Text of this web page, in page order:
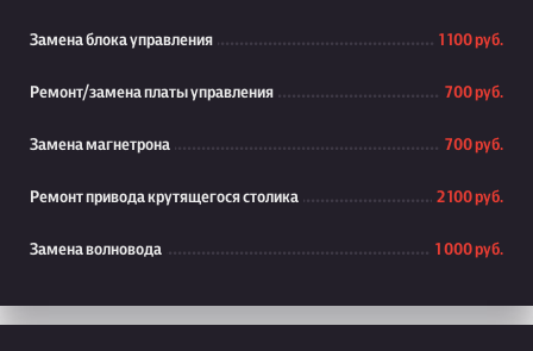
Замена блока управления 1 100 руб.
Ремонт/замена платы управления 700 руб.
Замена магнетрона 700 руб.
Ремонт привода крутящегося столика 2 100 руб.
Замена волновода 1 000 руб.